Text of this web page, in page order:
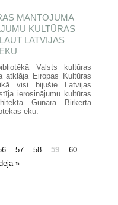
MANTOJUMA
KULTŪRAS
LATVIJAS
Valsts kultūras
atklāja Eiropas Kultūras
visi bijušie Latvijas
ierosinājumu kultūras
Gunāra Birkerta
ēku.
LATVIJAS
BIBLIOTĒKAS ĒKU
57 58 59
60
»